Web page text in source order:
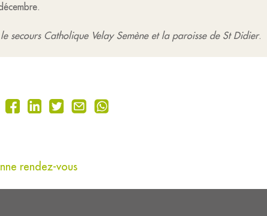
secours Catholique Velay Semène et la paroisse de St Didier.
rendez-vous